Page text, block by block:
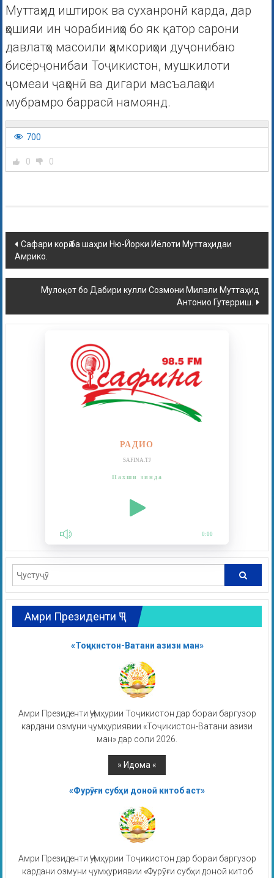
Муттаҳид иштирок ва суханронӣ карда, дар
ҳошияи ин чорабиниҳо бо як қатор сарони
давлатҳо масоили ҳамкориҳои дуҷонибаю
бисёрҷонибаи Тоҷикистон, мушкилоти
ҷомеаи ҷаҳонӣ ва дигари масъалаҳои
мубрамро баррасӣ намоянд.
700
0 0
Сафари корӣ ба шаҳри Ню-Йорки Иёлоти Муттаҳидаи
Амрико.
Мулоқот бо Дабири кулли Созмони Милали Муттаҳид
Антонио Гутерриш.
РАДИО
SAFINA.TJ
Пахши зинда
0:00
Амри Президенти ҶТ
«Тоҷикистон-Ватани азизи ман»
Амри Президенти Ҷумҳурии Тоҷикистон дар бораи баргузор
кардани озмуни ҷумҳуриявии «Тоҷикистон-Ватани азизи
ман» дар соли 2026.
«Фурӯғи субҳи доноӣ китоб аст»
Амри Президенти Ҷумҳурии Тоҷикистон дар бораи баргузор
кардани озмуни ҷумҳуриявии «Фурӯғи субҳи доноӣ китоб